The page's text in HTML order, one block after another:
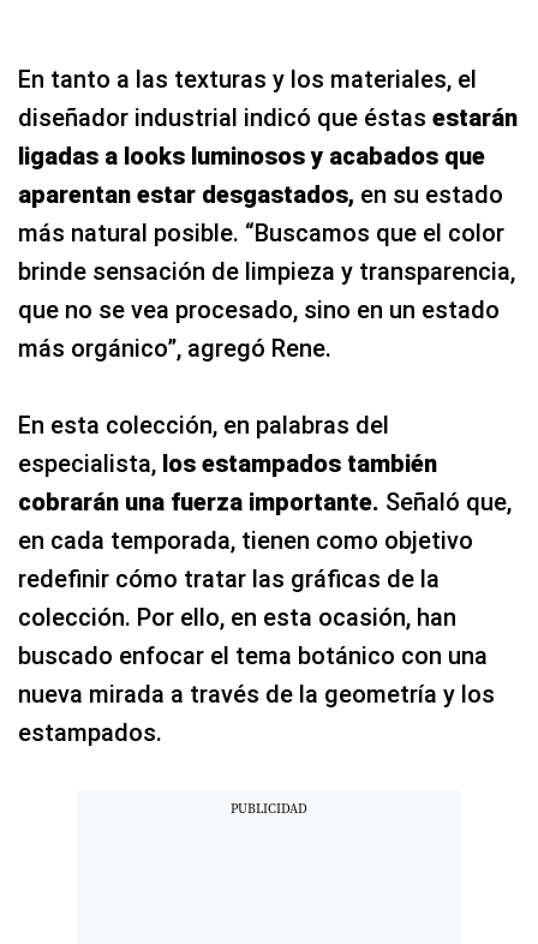
En tanto a las texturas y los materiales, el
diseñador industrial indicó que éstas estarán
ligadas a looks luminosos y acabados que
aparentan estar desgastados, en su estado
más natural posible. “Buscamos que el color
brinde sensación de limpieza y transparencia,
que no se vea procesado, sino en un estado
más orgánico”, agregó Rene.
En esta colección, en palabras del
especialista, los estampados también
cobrarán una fuerza importante. Señaló que,
en cada temporada, tienen como objetivo
redefinir cómo tratar las gráficas de la
colección. Por ello, en esta ocasión, han
buscado enfocar el tema botánico con una
nueva mirada a través de la geometría y los
estampados.